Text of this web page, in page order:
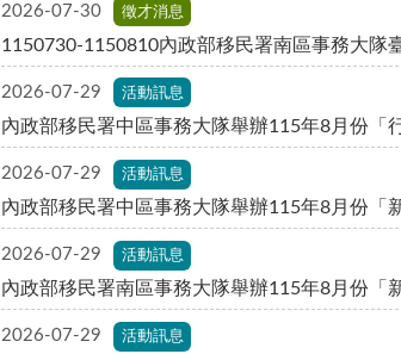
2026-07-30 徵才消息
1150730-1150810內政部移民署南區事務大隊
2026-07-29 活動訊息
內政部移民署中區事務大隊舉辦115年8月份「
2026-07-29 活動訊息
2026-07-29 活動訊息
2026-07-29 活動訊息